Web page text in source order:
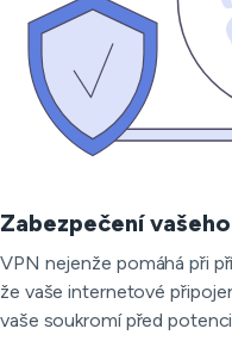
Zabezpečení
VPN nejenže pomáhá při
že vaše internetové
vaše soukromí před